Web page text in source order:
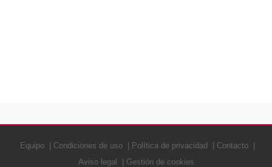
Equipo Condiciones de uso Política de privacidad
Contacto
Aviso legal
Gestión de cookies